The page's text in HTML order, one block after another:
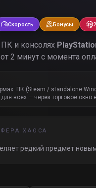
Скорость Бонусы
ПК и консолях
2 минут с момента
ПК (Steam / standalone
всех — через торговое окно
ХАОСА
редкий предмет